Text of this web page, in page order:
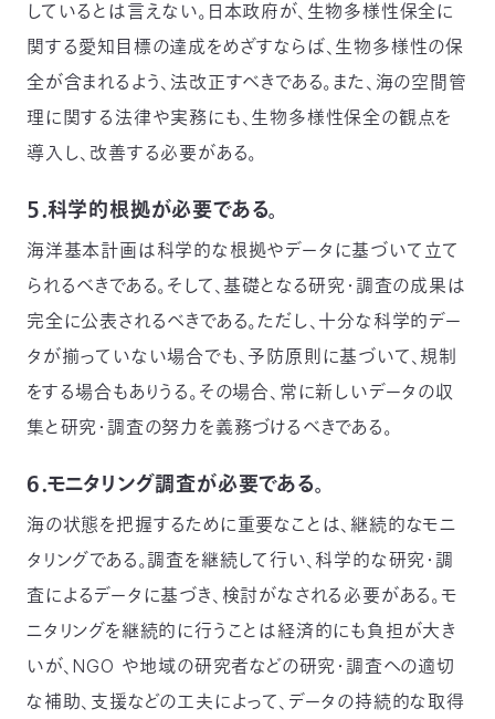
しているとは言えない。日本政府が、生物多様性保全に
関する愛知目標の達成をめざすならば、生物多様性の保
全が含まれるよう、法改正すべきである。また、海の空間管
理に関する法律や実務にも、生物多様性保全の観点を
導入し、改善する必要がある。
５．科学的根拠が必要である。
海洋基本計画は科学的な根拠やデータに基づいて立て
られるべきである。そして、基礎となる研究・調査の成果は
完全に公表されるべきである。ただし、十分な科学的デー
タが揃っていない場合でも、予防原則に基づいて、規制
をする場合もありうる。その場合、常に新しいデータの収
集と研究・調査の努力を義務づけるべきである。
６．モニタリング調査が必要である。
海の状態を把握するために重要なことは、継続的なモニ
タリングである。調査を継続して行い、科学的な研究・調
査によるデータに基づき、検討がなされる必要がある。モ
ニタリングを継続的に行うことは経済的にも負担が大き
いが、NGO や地域の研究者などの研究・調査への適切
な補助、支援などの工夫によって、データの持続的な取得